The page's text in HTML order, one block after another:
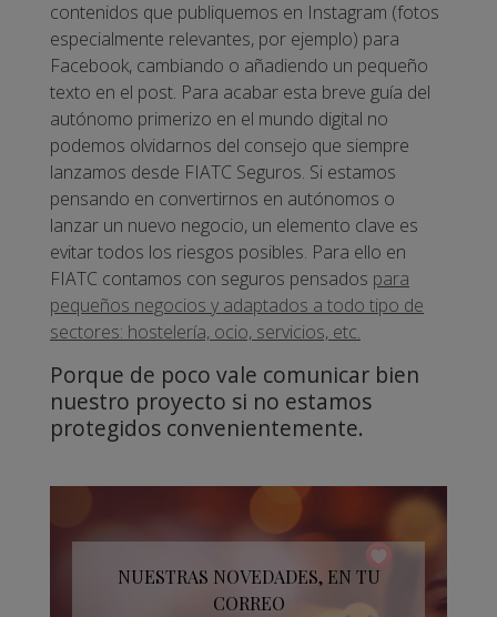
contenidos que publiquemos en Instagram (fotos
especialmente relevantes, por ejemplo) para
Facebook, cambiando o añadiendo un pequeño
texto en el post. Para acabar esta breve guía del
autónomo primerizo en el mundo digital no
podemos olvidarnos del consejo que siempre
lanzamos desde FIATC Seguros. Si estamos
pensando en convertirnos en autónomos o
lanzar un nuevo negocio, un elemento clave es
evitar todos los riesgos posibles. Para ello en
FIATC contamos con seguros pensados para
pequeños negocios y adaptados a todo tipo de
sectores: hostelería, ocio, servicios, etc.
Porque de poco vale comunicar bien
nuestro proyecto si no estamos
protegidos convenientemente.
NUESTRAS NOVEDADES, EN TU
CORREO